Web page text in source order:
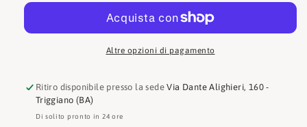
Altre opzioni di pagamento
Ritiro disponibile presso la sedeVia Dante Alighieri, 160 -
Triggiano (BA)
Di solito pronto in 24 ore